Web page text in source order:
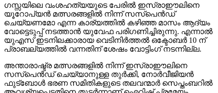
ഗസ്സയിലെ വംശഹത്യയുടെ പേരില്‍ ഇസ്രാഈലിനെ
യൂറോപ്യന്‍ മത്സരങ്ങളില്‍ നിന്ന് സസ്പെന്‍ഡ്
ചെയ്യണമോ എന്ന കാര്യത്തില്‍ കഴിഞ്ഞ മാസം ആദ്യം
വോട്ടെടുപ്പ് നടത്താന്‍ യുവേഫ പരിഗണിച്ചിരുന്നു. എന്നാല്‍
യുഎസ് ഇടനിലക്കാരായ വെടിനിര്‍ത്തല്‍ ഒക്ടോബര്‍ 10 ന്
പ്രാബല്യത്തില്‍ വന്നതിന് ശേഷം വോട്ടിംഗ് നടന്നില്ല.
അന്താരാഷ്ട്ര മത്സരങ്ങളില്‍ നിന്ന് ഇസ്രാഈലിനെ
സസ്‌പെന്‍ഡ് ചെയ്യാനുള്ള തുര്‍ക്കി, നോര്‍വീജിയന്‍
ഫുട്‌ബോള്‍ ഭരണ സമിതികളുടെ തലവന്മാര്‍ സെപ്തംബറില്‍